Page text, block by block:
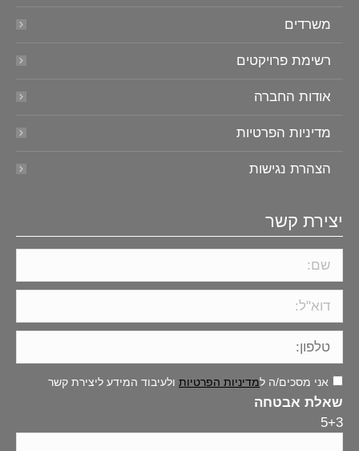
משרדים
רשימת פרויקטים
אודות החברה
מדיניות הפרטיות
הצהרת נגישות
יצירת קשר
אני מסכים/ה למדיניות הפרטיות ולעיבוד המידע ליצירת קשר
שאלת אבטחה
5+3